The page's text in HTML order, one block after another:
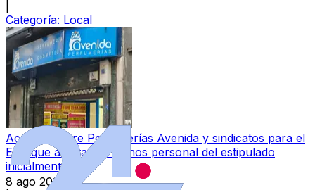
Categoría: Local
Acuerdo entre Perfumerías Avenida y sindicatos para el
ERE que afectará a menos personal del estipulado
inicialmente
8 ago 2026